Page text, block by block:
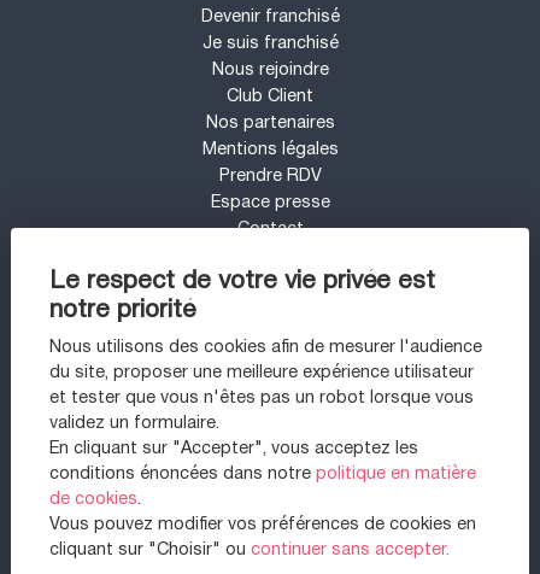
Le respect de votre vie privée est
notre priorité
Nous utilisons des cookies afin de mesurer l'audience
du site, proposer une meilleure expérience utilisateur
et tester que vous n'êtes pas un robot lorsque vous
validez un formulaire.
En cliquant sur "Accepter", vous acceptez les
conditions énoncées dans notrepolitique en matière
de cookies.
Vous pouvez modifier vos préférences de cookies en
cliquant sur "Choisir" ou continuer sans accepter.
Devenir franchisé
Je suis franchisé
Nous rejoindre
Club Client
Nos partenaires
Mentions légales
Prendre RDV
Espace presse
Contact
Barème d'honoraires
UN PROJET IMMOBILIER SUR LE SECTEUR
DE PARIS 11 - BASTILLE ?
Appartement à vendre à Paris 11ème
Appartement à vendre à Paris 20ème
Maison à vendre à Sartrouville
Appartement à vendre à Paris 1er
Appartement à vendre à Paris 12ème
Appartement à vendre à Saint-mandé
Appartement à vendre à Vincennes